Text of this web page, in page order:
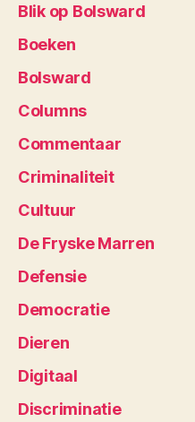
Blik op Bolsward
Boeken
Bolsward
Columns
Commentaar
Criminaliteit
Cultuur
De Fryske Marren
Defensie
Democratie
Dieren
Digitaal
Discriminatie